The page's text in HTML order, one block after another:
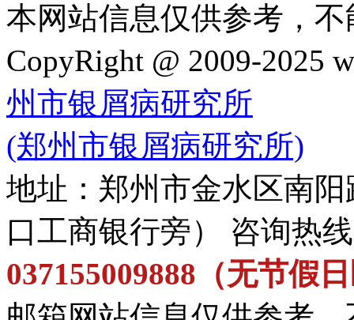
本网站信息仅供参考，
CopyRight @ 2009-2025
州市银屑病研究所
(郑州市银屑病研究所)
地址：郑州市金水区南
口工商银行旁） 咨询热
037155009888（无节假